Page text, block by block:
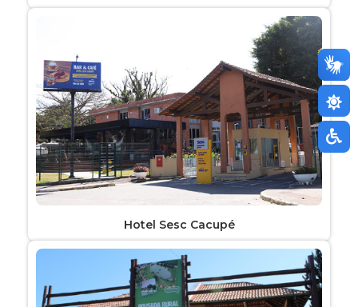
Hotel Sesc Cacupé